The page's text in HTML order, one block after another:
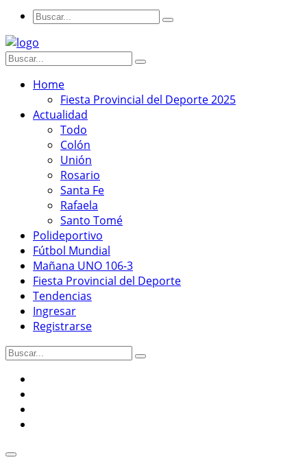
Home
Fiesta Provincial del Deporte 2025
Actualidad
Todo
Colón
Unión
Rosario
Santa Fe
Rafaela
Santo Tomé
Polideportivo
Fútbol Mundial
Mañana UNO 106-3
Fiesta Provincial del Deporte
Tendencias
Ingresar
Registrarse